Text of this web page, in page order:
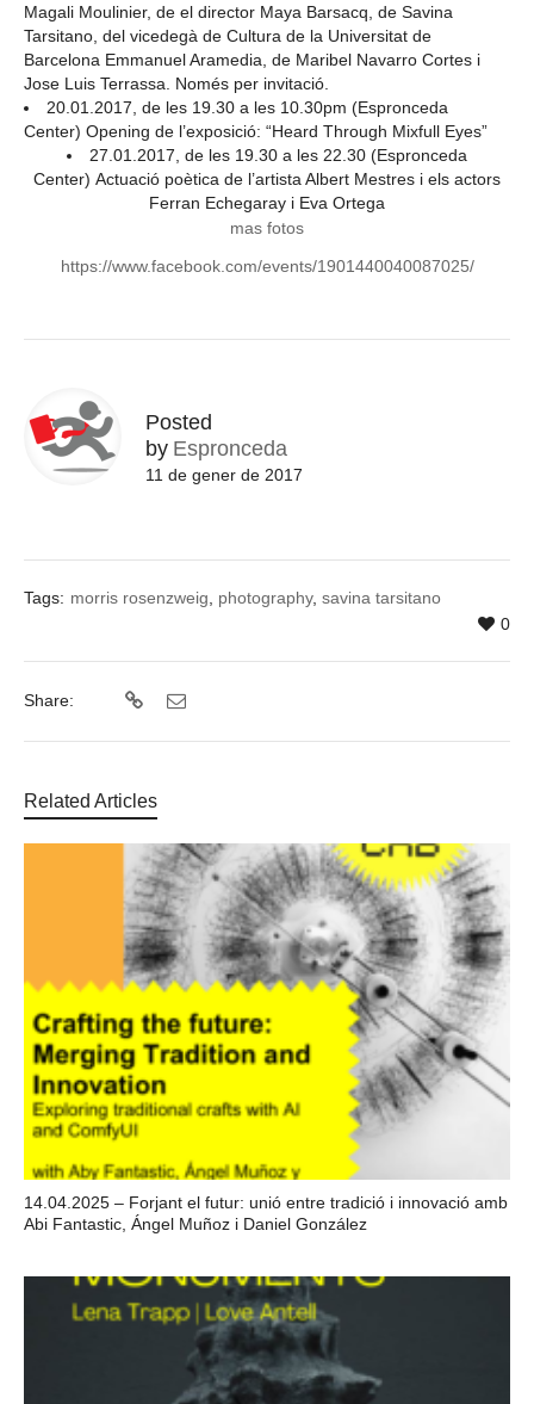
Magali Moulinier, de el director Maya Barsacq, de Savina
Tarsitano, del vicedegà de Cultura de la Universitat de
Barcelona Emmanuel Aramedia, de Maribel Navarro Cortes i
Jose Luis Terrassa. Només per invitació.
20.01.2017, de les 19.30 a les 10.30pm (Espronceda
Center) Opening de l’exposició: “Heard Through Mixfull Eyes”
27.01.2017, de les 19.30 a les 22.30 (Espronceda
Center) Actuació poètica de l’artista Albert Mestres i els actors
Ferran Echegaray i Eva Ortega
mas fotos
https://www.facebook.com/events/1901440040087025/
Posted
by Espronceda
11 de gener de 2017
Tags: morris rosenzweig photography, savina tarsitano
0
Share:
Related Articles
14.04.2025 – Forjant el futur: unió entre tradició i innovació amb
Abi Fantastic, Ángel Muñoz i Daniel González